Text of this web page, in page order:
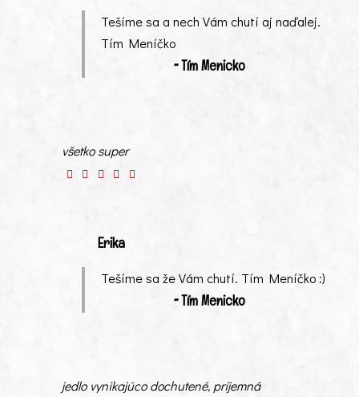
Tešíme sa a nech Vám chutí aj naďalej.
Tím Meníčko
~ Tím Menicko
všetko super
Erika
Tešíme sa že Vám chutí. Tím Meníčko :)
~ Tím Menicko
jedlo vynikajúco dochutené, príjemná